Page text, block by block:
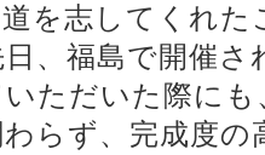
を志してくれ
、福島で開催
ただいた際に
らず、完成度